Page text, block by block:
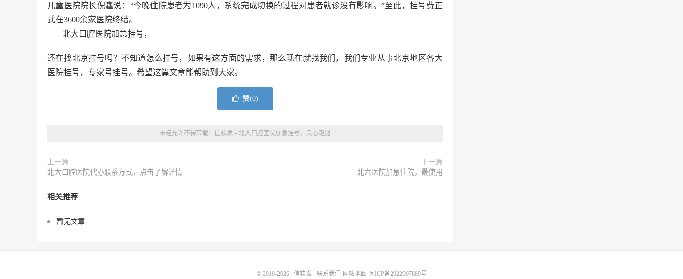
儿童医院院长倪鑫说：“今晚住院患者为1090人，系统完成切换的过程对患者就诊没有影响。”至此，挂号费正
式在3600余家医院终结。
北大口腔医院加急挂号，
还在找北京挂号吗？不知道怎么挂号，如果有这方面的需求，那么现在就找我们，我们专业从事北京地区各大
医院挂号，专家号挂号。希望这篇文章能帮助到大家。
赞(0)
未经允许不得转载： 信软发 » 北大口腔医院加急挂号，良心跑腿
上一篇
北大口腔医院代办联系方式，点击了解详情
下一篇
北六医院加急住院，最使用
相关推荐
暂无文章
© 2010-2026 信软发 联系我们 网站地图 闽ICP备2022007889号